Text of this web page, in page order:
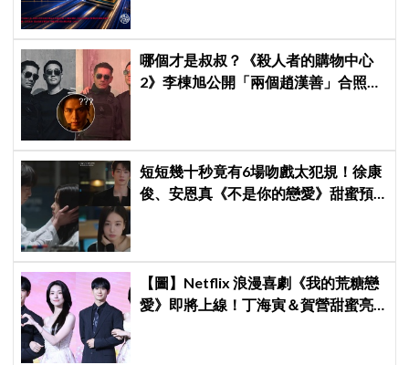
哪個才是叔叔？《殺人者的購物中心
2》李棟旭公開「兩個趙漢善」合照，
短短幾十秒竟有6場吻戲太犯規！徐康
俊、安恩真《不是你的戀愛》甜蜜預
【圖】Netflix 浪漫喜劇《我的荒糖戀
愛》即將上線！丁海寅＆賀營甜蜜亮